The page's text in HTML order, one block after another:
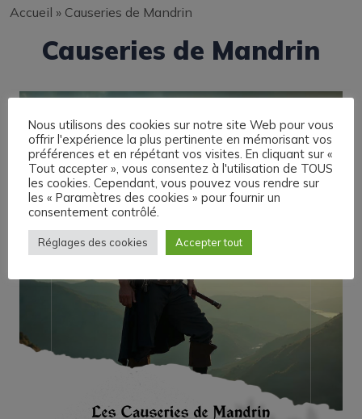
Accueil » Causeries de Mandrin
Causeries de Mandrin
Nous utilisons des cookies sur notre site Web pour vous
offrir l'expérience la plus pertinente en mémorisant vos
préférences et en répétant vos visites. En cliquant sur «
Tout accepter », vous consentez à l'utilisation de TOUS
les cookies. Cependant, vous pouvez vous rendre sur
les « Paramètres des cookies » pour fournir un
consentement contrôlé.
Réglages des cookies Accepter tout